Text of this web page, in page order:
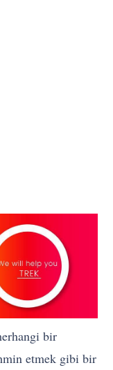
bir
etmek gibi bir